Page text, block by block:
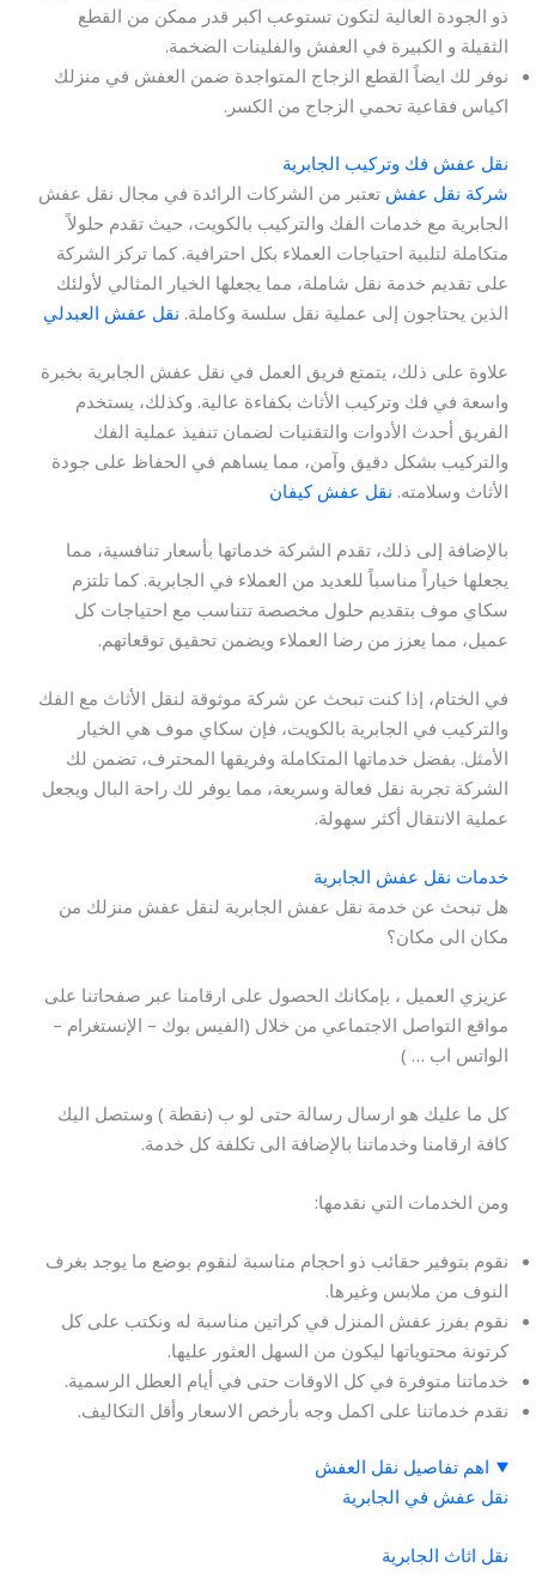
ذو الجودة العالية لتكون تستوعب اكبر قدر ممكن من القطع
الثقيلة و الكبيرة في العفش والفلينات الضخمة.
نوفر لك ايضاً القطع الزجاج المتواجدة ضمن العفش في منزلك
اكياس فقاعية تحمي الزجاج من الكسر.
نقل عفش فك وتركيب الجابرية
شركة نقل عفش تعتبر من الشركات الرائدة في مجال نقل عفش
الجابرية مع خدمات الفك والتركيب بالكويت، حيث تقدم حلولاً
متكاملة لتلبية احتياجات العملاء بكل احترافية. كما تركز الشركة
على تقديم خدمة نقل شاملة، مما يجعلها الخيار المثالي لأولئك
الذين يحتاجون إلى عملية نقل سلسة وكاملة. نقل عفش العبدلي
علاوة على ذلك، يتمتع فريق العمل في نقل عفش الجابرية بخبرة
واسعة في فك وتركيب الأثاث بكفاءة عالية. وكذلك، يستخدم
الفريق أحدث الأدوات والتقنيات لضمان تنفيذ عملية الفك
والتركيب بشكل دقيق وآمن، مما يساهم في الحفاظ على جودة
الأثاث وسلامته. نقل عفش كيفان
بالإضافة إلى ذلك، تقدم الشركة خدماتها بأسعار تنافسية، مما
يجعلها خياراً مناسباً للعديد من العملاء في الجابرية. كما تلتزم
سكاي موف بتقديم حلول مخصصة تتناسب مع احتياجات كل
عميل، مما يعزز من رضا العملاء ويضمن تحقيق توقعاتهم.
في الختام، إذا كنت تبحث عن شركة موثوقة لنقل الأثاث مع الفك
والتركيب في الجابرية بالكويت، فإن سكاي موف هي الخيار
الأمثل. بفضل خدماتها المتكاملة وفريقها المحترف، تضمن لك
الشركة تجربة نقل فعالة وسريعة، مما يوفر لك راحة البال ويجعل
عملية الانتقال أكثر سهولة.
خدمات نقل عفش الجابرية
هل تبحث عن خدمة نقل عفش الجابرية لنقل عفش منزلك من
مكان الى مكان؟
عزيزي العميل ، بإمكانك الحصول على ارقامنا عبر صفحاتنا على
مواقع التواصل الاجتماعي من خلال (الفيس بوك – الإنستغرام –
الواتس اب … )
كل ما عليك هو ارسال رسالة حتى لو ب (نقطة ) وستصل اليك
كافة ارقامنا وخدماتنا بالإضافة الى تكلفة كل خدمة.
ومن الخدمات التي نقدمها:
نقوم بتوفير حقائب ذو احجام مناسبة لنقوم بوضع ما يوجد بغرف
النوف من ملابس وغيرها.
نقوم بفرز عفش المنزل في كراتين مناسبة له ونكتب على كل
كرتونة محتوياتها ليكون من السهل العثور عليها.
خدماتنا متوفرة في كل الاوقات حتى في أيام العطل الرسمية.
نقدم خدماتنا على اكمل وجه بأرخص الاسعار وأقل التكاليف.
اهم تفاصيل نقل العفش
نقل عفش في الجابرية
نقل اثاث الجابرية